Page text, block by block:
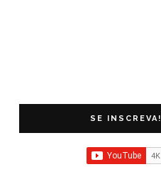
SE INSCREVA!